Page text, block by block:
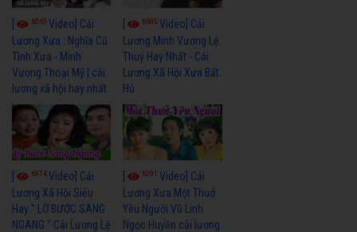
6065 Video] Cải
Lương Xưa : Nghĩa Cũ
Tình Xưa - Minh
Vương Thoại Mỹ | cải
lương xã hội hay nhất
6685Video] Cải
Lương Minh Vương Lệ
Thuỷ Hay Nhất - Cải
Lương Xã Hội Xưa Bất
Hủ
[ 6974Video] Cải
Lương Xã Hội Siêu
Hay " LỠ BƯỚC SANG
NGANG " Cải Lương Lệ
[ 6391Video] Cải
Lương Xưa Một Thuở
Yêu Người Vũ Linh
Ngọc Huyền cải lương